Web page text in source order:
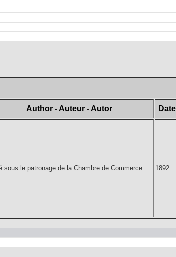
Author - Auteur - Autor Date
sous le patronage de la Chambre de Commerce 1892